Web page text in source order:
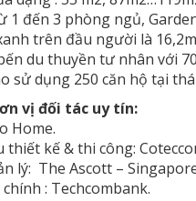
1 đến 3 phòng ngủ,
trên đầu người là
du thuyền tư nhân với
sử dụng 250 căn hộ tại
vị đối tác uy tín:
Home.
thiết kế & thi công:
lý: The Ascott –
: Techcombank.